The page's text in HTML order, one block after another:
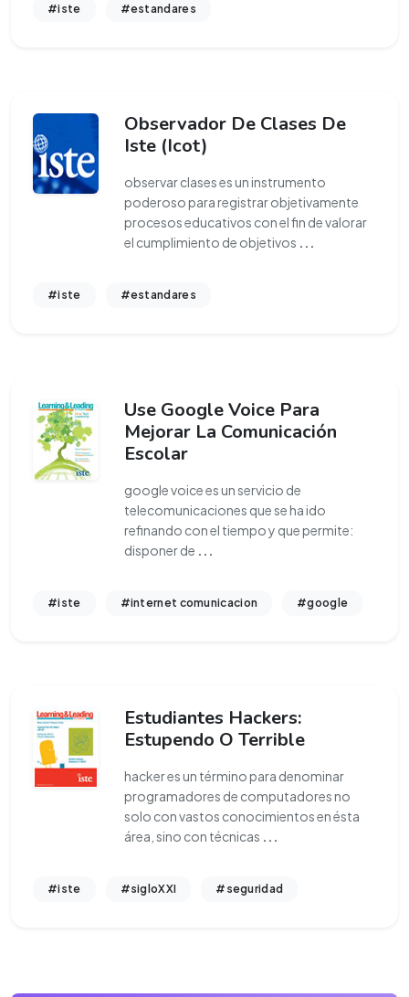
#iste #estandares
Observador De Clases De
Iste (Icot)
observar clases es un instrumento
poderoso para registrar objetivamente
procesos educativos con el fin de valorar
el cumplimiento de objetivos ...
#iste #estandares
Use Google Voice Para
Mejorar La Comunicación
Escolar
google voice es un servicio de
telecomunicaciones que se ha ido
refinando con el tiempo y que permite:
disponer de ...
#iste #internet comunicacion #google
Estudiantes Hackers:
Estupendo O Terrible
hacker es un término para denominar
programadores de computadores no
solo con vastos conocimientos en ésta
área, sino con técnicas ...
#iste #sigloXXI #seguridad